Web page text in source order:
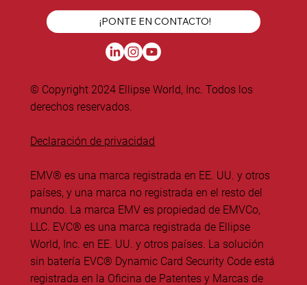
¡PONTE EN CONTACTO!
© Copyright 2024 Ellipse World, Inc. Todos los
derechos reservados.
Declaración de privacidad
EMV® es una marca registrada en EE. UU. y otros
países, y una marca no registrada en el resto del
mundo. La marca EMV es propiedad de EMVCo,
LLC. EVC® es una marca registrada de Ellipse
World, Inc. en EE. UU. y otros países. La solución
sin batería EVC® Dynamic Card Security Code está
registrada en la Oficina de Patentes y Marcas de